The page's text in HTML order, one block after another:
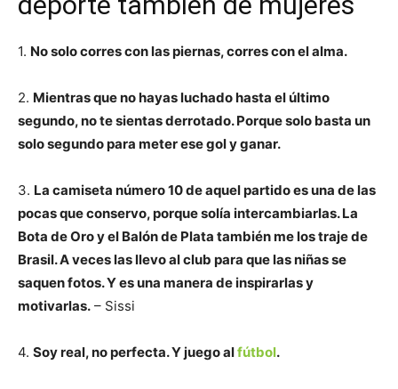
1. No solo corres con las piernas, corres con el alma.
2. Mientras que no hayas luchado hasta el último
segundo, no te sientas derrotado. Porque solo basta un
solo segundo para meter ese gol y ganar.
3. La camiseta número 10 de aquel partido es una de las
pocas que conservo, porque solía intercambiarlas. La
Bota de Oro y el Balón de Plata también me los traje de
Brasil. A veces las llevo al club para que las niñas se
saquen fotos. Y es una manera de inspirarlas y
motivarlas. – Sissi
4. Soy real, no perfecta. Y juego alfútbol.